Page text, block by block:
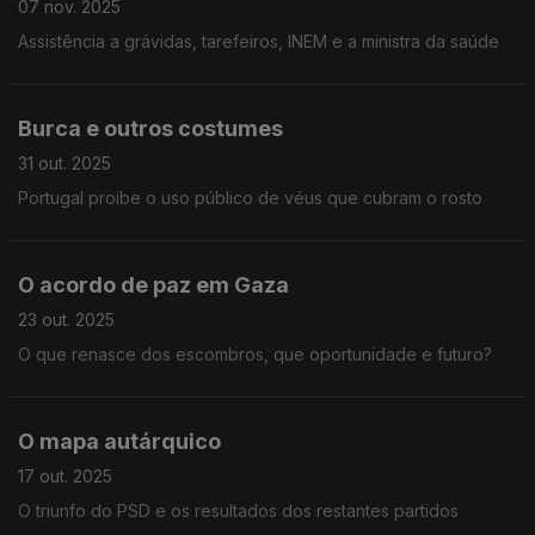
07 nov. 2025
Assistência a grávidas, tarefeiros, INEM e a ministra da saúde
Burca e outros costumes
31 out. 2025
Portugal proibe o uso público de véus que cubram o rosto
O acordo de paz em Gaza
23 out. 2025
O que renasce dos escombros, que oportunidade e futuro?
O mapa autárquico
17 out. 2025
O triunfo do PSD e os resultados dos restantes partidos